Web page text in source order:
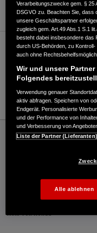
WEBSITE
Verkauf /
07225/1039
E-Mail
Honda
Industrie
Endress Motorgeräte GmbH -
Mehr von Honda
Verarbeitungszwecke gem. § 25
DSGVO zu. Beachten Sie, dass
unsere Geschäftspartner
zugleich gem. Art.49 Abs.1 S.1
besteht dabei insbesondere das
durch US-Behörden, zu
auch ohne
Wir und unsere
Folgendes
Verwendung genauer
aktiv abfragen. Speichern von
Endgerät. Personalisierte
und der Performance von
und Verbesserung von
Liste der Partner (Lieferanten)
Alle ablehnen